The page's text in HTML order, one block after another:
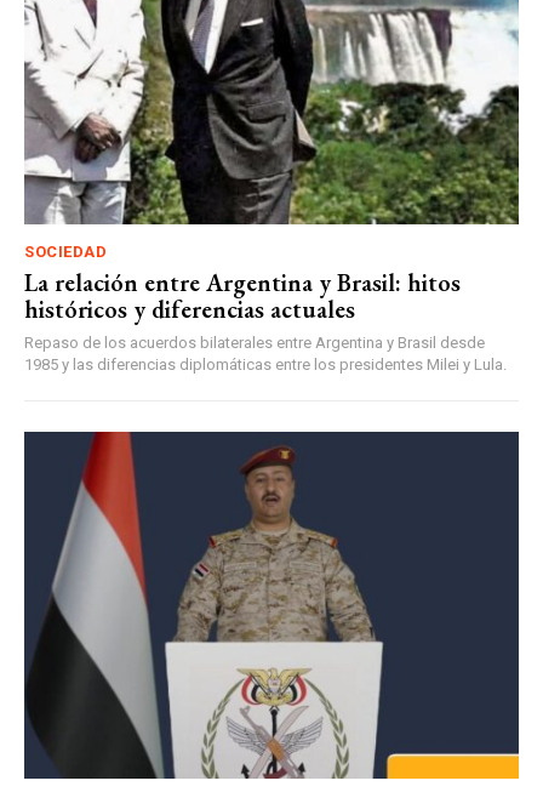
SOCIEDAD
La relación entre Argentina y Brasil: hitos
históricos y diferencias actuales
Repaso de los acuerdos bilaterales entre Argentina y Brasil desde
1985 y las diferencias diplomáticas entre los presidentes Milei y Lula.